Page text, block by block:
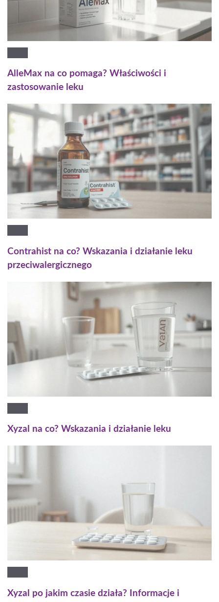
AlleMax na co pomaga? Właściwości i
zastosowanie leku
Contrahist na co? Wskazania i działanie leku
przeciwalergicznego
Xyzal na co? Wskazania i działanie leku
Xyzal po jakim czasie działa? Informacje i